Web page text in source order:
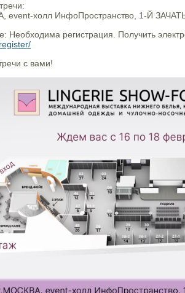
event-холл ИнфоПространство, 1-Й
Необходима регистрация. Получить
с вами!